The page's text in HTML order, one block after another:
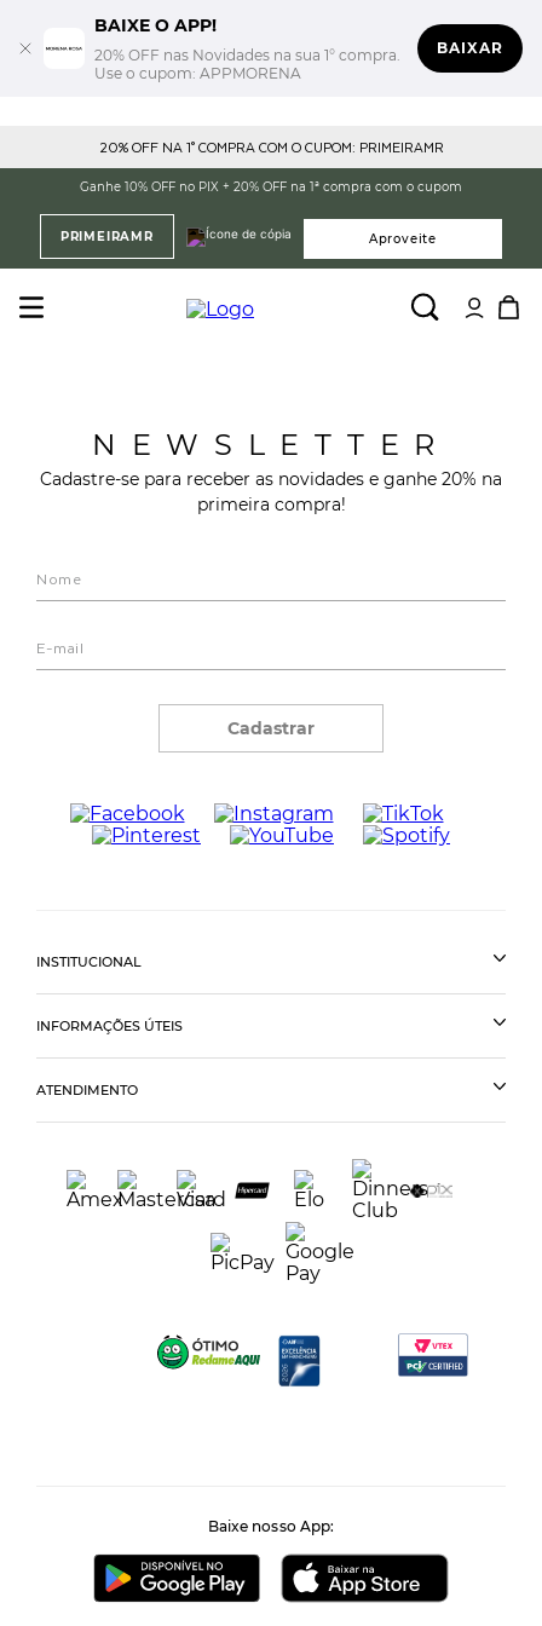
BAIXE O APP!
20% OFF nas Novidades na sua 1° compra.
Use o cupom: APPMORENA
BAIXAR
20% OFF NA 1° COMPRA COM O CUPOM: PRIMEIRAMR
Ganhe 10% OFF no PIX + 20% OFF na 1ª compra com o cupom
PRIMEIRAMR Aproveite
NEWSLETTER
Cadastre-se para receber as novidades e ganhe 20% na
primeira compra!
Cadastrar
INSTITUCIONAL
INFORMAÇÕES ÚTEIS
ATENDIMENTO
Baixe nosso App: